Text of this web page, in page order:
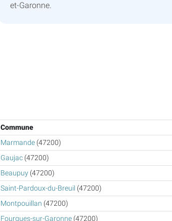
et-Garonne.
Commune
Marmande(47200)
Gaujac(47200)
Beaupuy(47200)
Saint-Pardoux-du-Breuil (47200)
Montpouillan (47200)
Fourques-sur-Garonne(47200)